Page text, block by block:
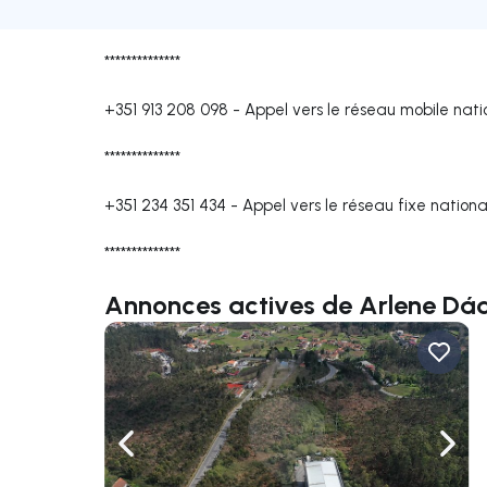
**************
+351 913 208 098 - Appel vers le réseau mobile
**************
+351 234 351 434 - Appel vers le réseau fixe
**************
Annonces actives de Arlene
Naviguer vers la gauche